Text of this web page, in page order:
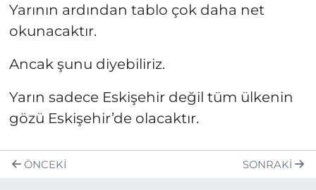
Yarının ardından tablo çok daha net
okunacaktır.
Ancak şunu diyebiliriz.
Yarın sadece Eskişehir değil tüm ülkenin
gözü Eskişehir’de olacaktır.
ÖNCEKI SONRAKI